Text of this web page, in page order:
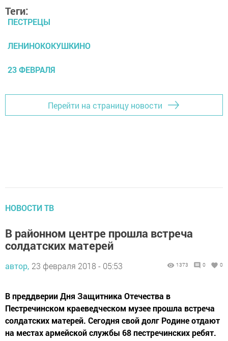
Теги:
ПЕСТРЕЦЫ
ЛЕНИНОКОКУШКИНО
23 ФЕВРАЛЯ
Перейти на страницу новости
НОВОСТИ ТВ
В районном центре прошла встреча
солдатских матерей
автор, 23 февраля 2018 - 05:53 1373 0 0
В преддверии Дня Защитника Отечества в
Пестречинском краеведческом музее прошла встреча
солдатских матерей. Сегодня свой долг Родине отдают
на местах армейской службы 68 пестречинских ребят.